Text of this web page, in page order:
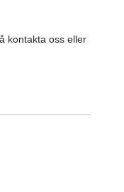
kontakta oss eller